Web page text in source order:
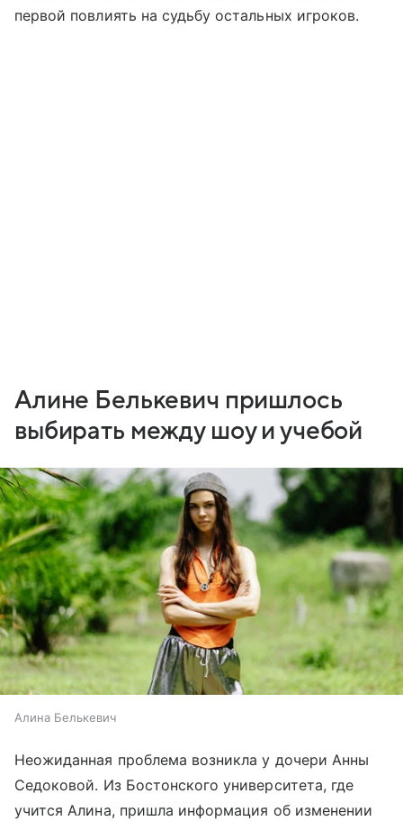
первой повлиять на судьбу остальных игроков.
Алине Белькевич пришлось
выбирать между шоу и учебой
Алина Белькевич
Неожиданная проблема возникла у дочери Анны
Седоковой. Из Бостонского университета, где
учится Алина, пришла информация об изменении